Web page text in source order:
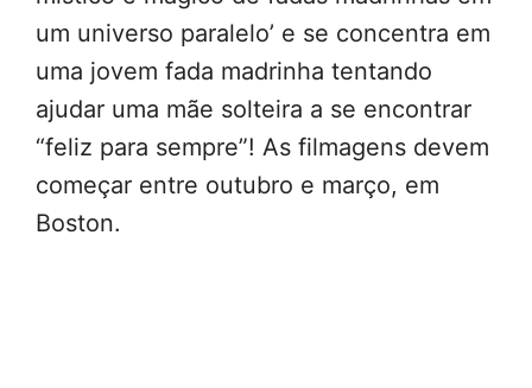
um universo paralelo’ e se concentra em
uma jovem fada madrinha tentando
ajudar uma mãe solteira a se encontrar
“feliz para sempre”! As filmagens devem
começar entre outubro e março, em
Boston.